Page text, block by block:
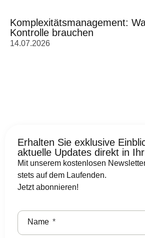
Komplexitätsmanagement:
Kontrolle brauchen
14.07.2026
Erhalten Sie exklusive
aktuelle Updates direkt in
Mit unserem kostenlosen
stets auf dem Laufenden.
Jetzt abonnieren!
Name